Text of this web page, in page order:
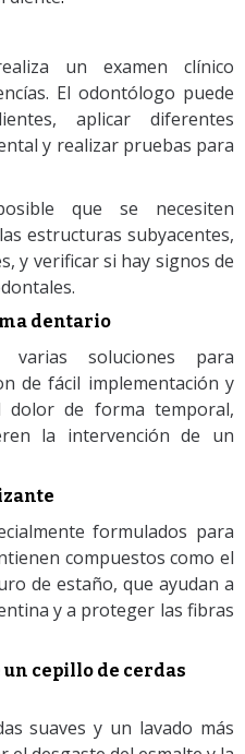
un examen clínico
El odontólogo puede
aplicar diferentes
y realizar pruebas para
que se necesiten
estructuras subyacentes,
y verificar si hay signos de
dentario
varias soluciones para
de fácil implementación y
dolor de forma temporal,
la intervención de un
formulados para
compuestos como el
de estaño, que ayudan a
y a proteger las fibras
un cepillo de cerdas
suaves y un lavado más